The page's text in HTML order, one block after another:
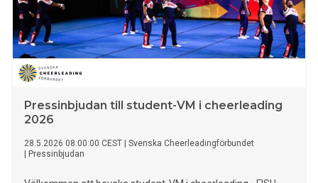
Pressinbjudan till student-VM i cheerleading
2026
28.5.2026 08:00:00 CEST
Svenska Cheerleadingförbundet
Pressinbjudan